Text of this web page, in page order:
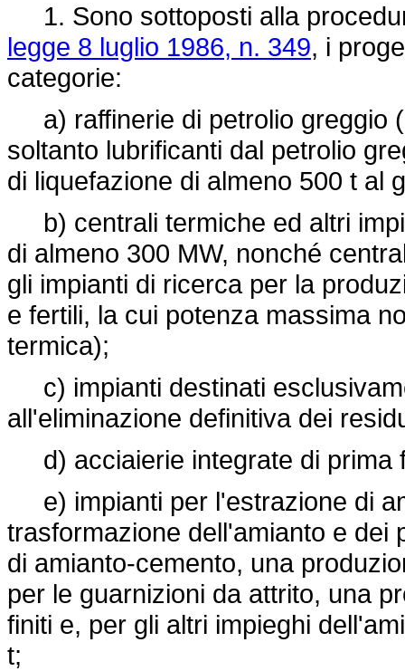
1. Sono sottoposti alla
legge 8 luglio 1986, n. 349, i
categorie:
a) raffinerie di petrolio greggio
soltanto lubrificanti dal petrolio
di liquefazione di almeno 500 t al
b) centrali termiche ed altri
di almeno 300 MW, nonché
gli impianti di ricerca per la
e fertili, la cui potenza massima
termica);
c) impianti destinati
all'eliminazione definitiva dei
d) acciaierie integrate di prima
e) impianti per l'estrazione di
trasformazione dell'amianto e dei
di amianto-cemento, una
per le guarnizioni da attrito, una
finiti e, per gli altri impieghi
t;